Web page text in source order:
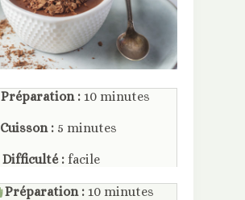
Préparation : 10 minutes
Cuisson : 5 minutes
Difficulté : facile
Préparation : 10 minutes